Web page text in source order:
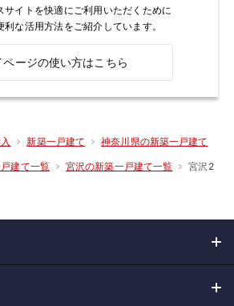
サイトを快適にご利用いただくために
利な活用方法をご紹介しています。
ページの使い方はこちら
新築一戸建て 神奈川県の新築一戸建て
建て一覧 宮沢の新築一戸建て一覧 宮沢2